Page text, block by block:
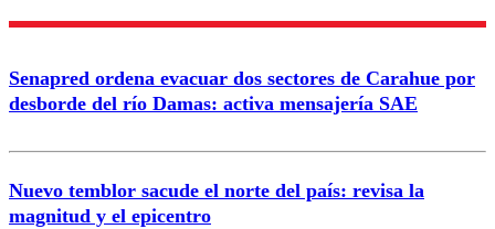
Nombre
Correo
Senapred ordena evacuar dos sectores de Carahue por
desborde del río Damas: activa mensajería SAE
Nuevo temblor sacude el norte del país: revisa la
magnitud y el epicentro